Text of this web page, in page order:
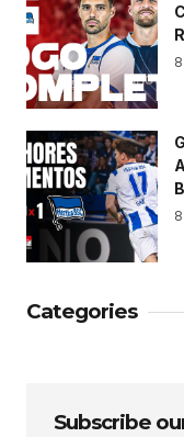
Categories
Subscribe